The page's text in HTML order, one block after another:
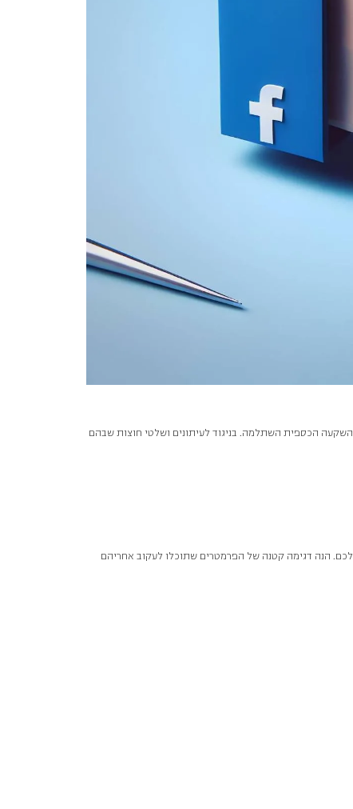
הכספית השתלמה. בניגוד לעיתונים ושלטי חוצות שבהם
הנה דגימה קטנה של הפרמטרים שתוכלו לעקוב אחריהם